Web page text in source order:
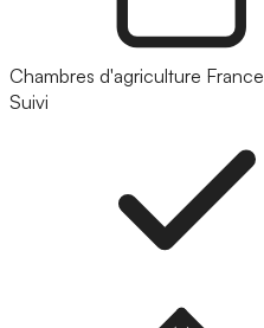
Chambres d'agriculture France
Suivi